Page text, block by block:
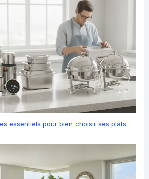
essentiels pour bien choisir ses plats